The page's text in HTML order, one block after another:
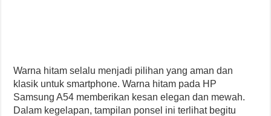
Warna hitam selalu menjadi pilihan yang aman dan
klasik untuk smartphone. Warna hitam pada HP
Samsung A54 memberikan kesan elegan dan mewah.
Dalam kegelapan, tampilan ponsel ini terlihat begitu